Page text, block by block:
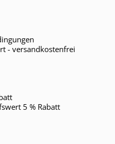
- versandkostenfrei
5 % Rabatt